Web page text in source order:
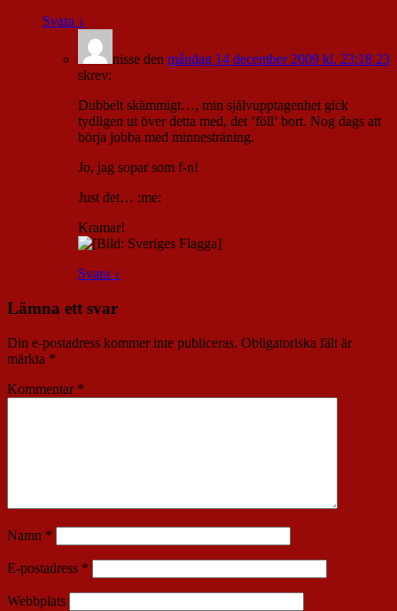
Svara ↓
nisse den måndag 14 december 2009 kl. 23:18 23
skrev:
Dubbelt skämmigt…, min självupptagenhet gick
tydligen ut över detta med, det ’föll’ bort. Nog dags att
börja jobba med minnesträning.
Jo, jag sopar som f-n!
Just det… :me:
Kramar!
Svara ↓
Lämna ett svar
Din e-postadress kommer inte publiceras. Obligatoriska fält är
märkta *
Kommentar *
Namn *
E-postadress *
Webbplats